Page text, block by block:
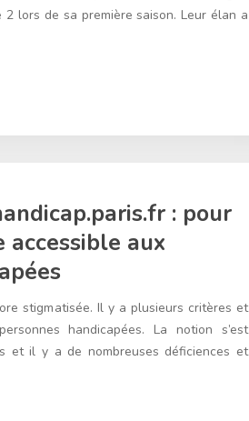
lors de sa première saison. Leur élan a
: pour
aux
stigmatisée. Il y a plusieurs critères et
handicapées. La notion s’est
et il y a de nombreuses déficiences et